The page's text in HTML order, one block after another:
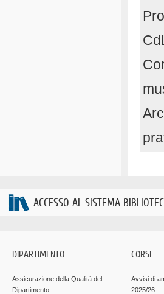
ACCESSO AL SISTEMA
DIPARTIMENTO
Assicurazione della Qualità del
Dipartimento
CORSI
Avvisi di
2025/26